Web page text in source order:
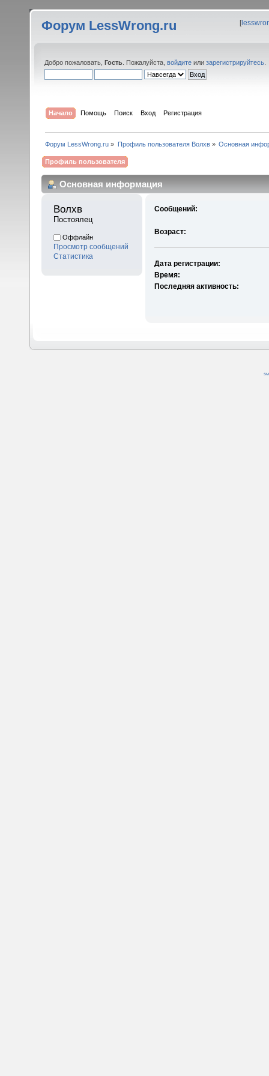
Форум LessWrong.ru [
Добро пожаловать, Гость . Пожалуйста, войдите или зарегистрируйтесь
Начало Помощь Поиск Вход Регистрация
Форум LessWrong.ru » Профиль пользователя Волхв» Основная
Профиль пользователя
Основная информация
Волхв
Постоялец
Оффлайн
Просмотр сообщений
Статистика
Сообщений:
Возраст:
Дата регистрации:
Время:
Последняя активность: